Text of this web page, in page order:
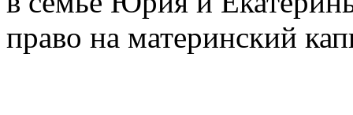
право на материнский